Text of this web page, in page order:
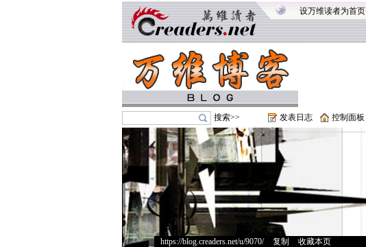
设万维读者为首页
搜索>> 发表日志 控制面板
https://blog.creaders.net/u/9070/> 复制 收藏本页